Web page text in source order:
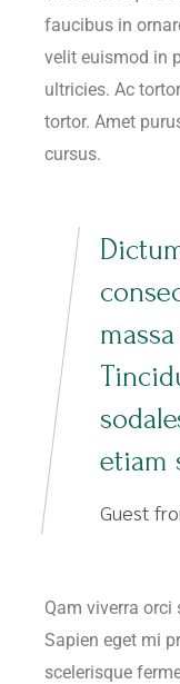
faucibus in
velit euismod in
ultricies. Ac
tortor. Amet
cursus.
etiam
Guest
Qam viverra
Sapien eget mi
scelerisque